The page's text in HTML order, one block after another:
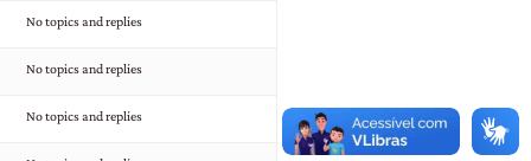
No topics and replies
No topics and replies
No topics and replies